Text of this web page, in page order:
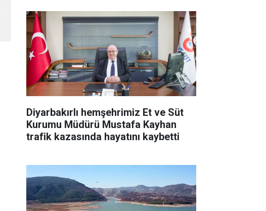
Diyarbakırlı hemşehrimiz Et ve Süt
Kurumu Müdürü Mustafa Kayhan
trafik kazasında hayatını kaybetti